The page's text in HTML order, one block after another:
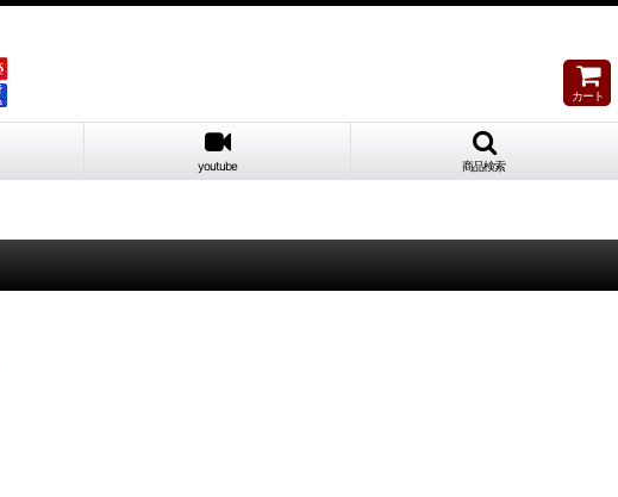
カート
youtube 商品検索